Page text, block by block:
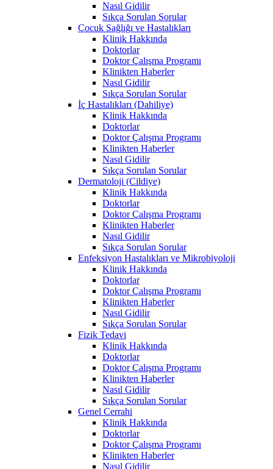
Nasıl Gidilir
Sıkça Sorulan Sorular
Çocuk Sağlığı ve Hastalıkları
Klinik Hakkında
Doktorlar
Doktor Çalışma Programı
Klinikten Haberler
Nasıl Gidilir
Sıkça Sorulan Sorular
İç Hastalıkları (Dahiliye)
Klinik Hakkında
Doktorlar
Doktor Çalışma Programı
Klinikten Haberler
Nasıl Gidilir
Sıkça Sorulan Sorular
Dermatoloji (Cildiye)
Klinik Hakkında
Doktorlar
Doktor Çalışma Programı
Klinikten Haberler
Nasıl Gidilir
Sıkça Sorulan Sorular
Enfeksiyon Hastalıkları ve Mikrobiyoloji
Klinik Hakkında
Doktorlar
Doktor Çalışma Programı
Klinikten Haberler
Nasıl Gidilir
Sıkça Sorulan Sorular
Fizik Tedavi
Klinik Hakkında
Doktorlar
Doktor Çalışma Programı
Klinikten Haberler
Nasıl Gidilir
Sıkça Sorulan Sorular
Genel Cerrahi
Klinik Hakkında
Doktorlar
Doktor Çalışma Programı
Klinikten Haberler
Nasıl Gidilir